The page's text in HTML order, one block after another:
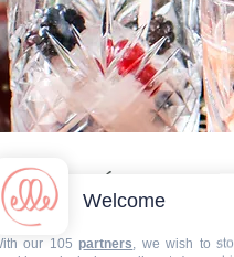
Vos Événements
Welcome
our 105 partners , we wish to